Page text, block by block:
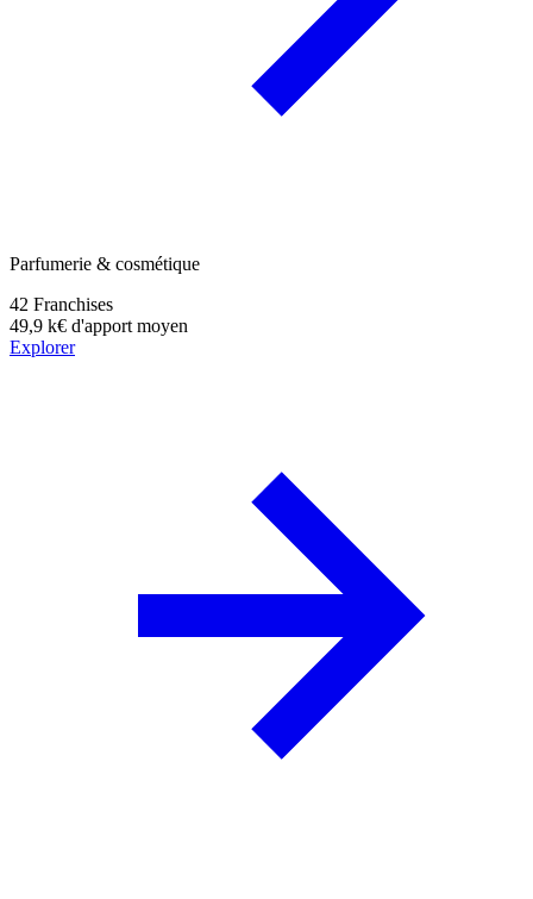
Parfumerie & cosmétique
42 Franchises
49,9 k€ d'apport moyen
Explorer